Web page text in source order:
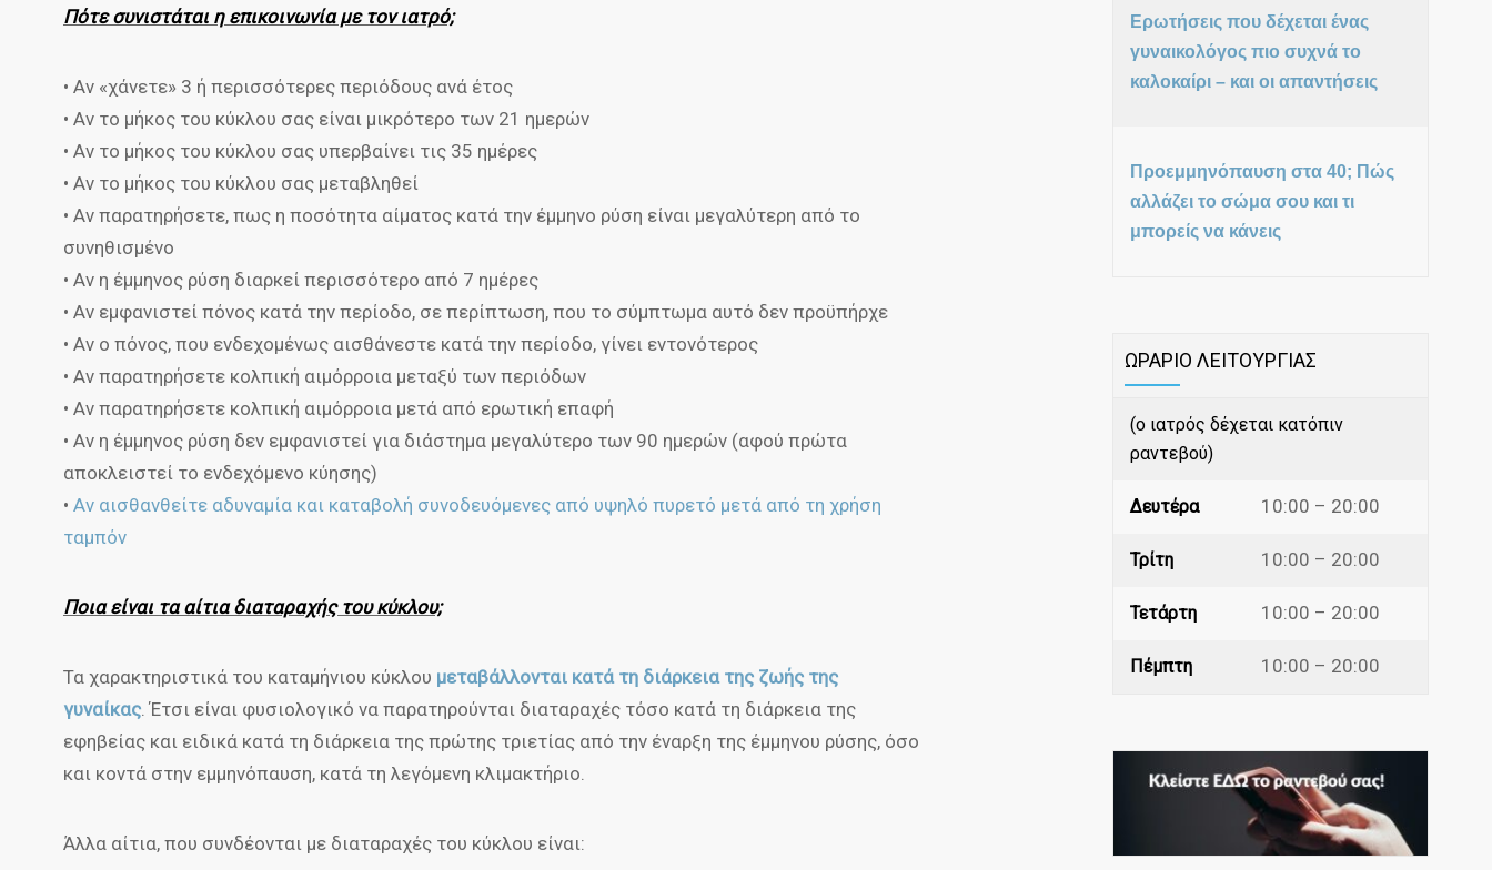
Πότε συνιστάται η επικοινωνία με τον ιατρό;
• Αν «χάνετε» 3 ή περισσότερες περιόδους ανά έτος
• Αν το μήκος του κύκλου σας είναι μικρότερο των 21 ημερών
• Αν το μήκος του κύκλου σας υπερβαίνει τις 35 ημέρες
• Αν το μήκος του κύκλου σας μεταβληθεί
• Αν παρατηρήσετε, πως η ποσότητα αίματος κατά την έμμηνο ρύση είναι μεγαλύτερη από το
συνηθισμένο
• Αν η έμμηνος ρύση διαρκεί περισσότερο από 7 ημέρες
• Αν εμφανιστεί πόνος κατά την περίοδο, σε περίπτωση, που το σύμπτωμα αυτό δεν προϋπήρχε
• Αν ο πόνος, που ενδεχομένως αισθάνεστε κατά την περίοδο, γίνει εντονότερος
• Αν παρατηρήσετε κολπική αιμόρροια μεταξύ των περιόδων
• Αν παρατηρήσετε κολπική αιμόρροια μετά από ερωτική επαφή
• Αν η έμμηνος ρύση δεν εμφανιστεί για διάστημα μεγαλύτερο των 90 ημερών (αφού πρώτα
αποκλειστεί το ενδεχόμενο κύησης)
• Αν αισθανθείτε αδυναμία και καταβολή συνοδευόμενες από υψηλό πυρετό μετά από τη χρήση
ταμπόν
Ποια είναι τα αίτια διαταραχής του κύκλου;
Τα χαρακτηριστικά του καταμήνιου κύκλου μεταβάλλονται κατά τη διάρκεια της ζωής της
γυναίκας. Έτσι είναι φυσιολογικό να παρατηρούνται διαταραχές τόσο κατά τη διάρκεια της
εφηβείας και ειδικά κατά τη διάρκεια της πρώτης τριετίας από την έναρξη της έμμηνου ρύσης, όσο
και κοντά στην εμμηνόπαυση, κατά τη λεγόμενη κλιμακτήριο.
Άλλα αίτια, που συνδέονται με διαταραχές του κύκλου είναι:
Ερωτήσεις που δέχεται ένας
γυναικολόγος πιο συχνά το
καλοκαίρι – και οι απαντήσεις
Προεμμηνόπαυση στα 40; Πώς
αλλάζει το σώμα σου και τι
μπορείς να κάνεις
ΩΡΑΡΙΟ ΛΕΙΤΟΥΡΓΙΑΣ
(ο ιατρός δέχεται κατόπιν
ραντεβού)
Δευτέρα 10:00 – 20:00
Τρίτη 10:00 – 20:00
Τετάρτη 10:00 – 20:00
Πέμπτη 10:00 – 20:00